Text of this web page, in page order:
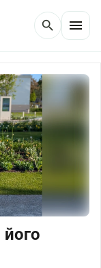
search menu